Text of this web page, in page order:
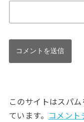
このサイトはスパ
ています。 コメン